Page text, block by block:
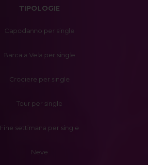
TIPOLOGIE
Capodanno per single
Barca a Vela per single
Crociere per single
Tour per single
Fine settimana per single
Neve